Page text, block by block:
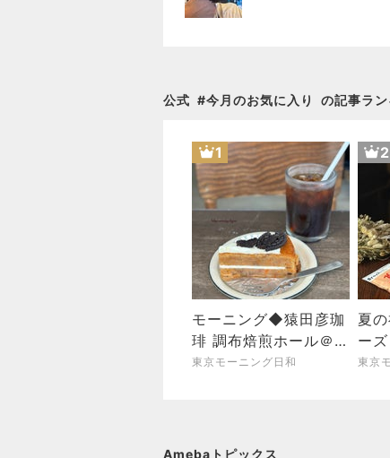
公式 #今月のお気に入り の記事ラ
1
モーニング◆猿田彦珈
琲 調布焙煎ホール＠調
布
東京モーニング日和
2
夏
ー
東京
Amebaトピックス